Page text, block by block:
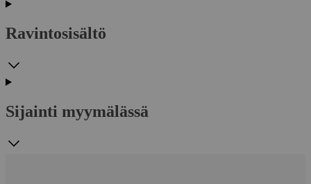
Ravintosisältö
Sijainti myymälässä